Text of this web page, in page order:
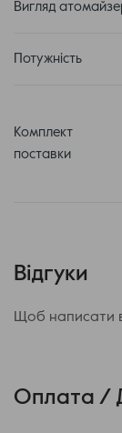
кратному
кнопки Fire,
Вихідна
Вигляд
Потужність
Комплект
поставки
Відгуки
Щоб написати
Оплата /